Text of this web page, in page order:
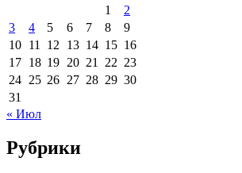
1
2
3
4 5 6 7 8
9
10 11 12 13 14 15 16
17 18 19 20 21 22 23
24 25 26 27 28 29 30
31
« Июл
Рубрики